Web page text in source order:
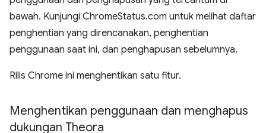
bawah. Kunjungi ChromeStatus.com untuk melihat daftar
penghentian yang direncanakan, penghentian
penggunaan saat ini, dan penghapusan sebelumnya.
Rilis Chrome ini menghentikan satu fitur.
Menghentikan penggunaan dan menghapus
dukungan Theora